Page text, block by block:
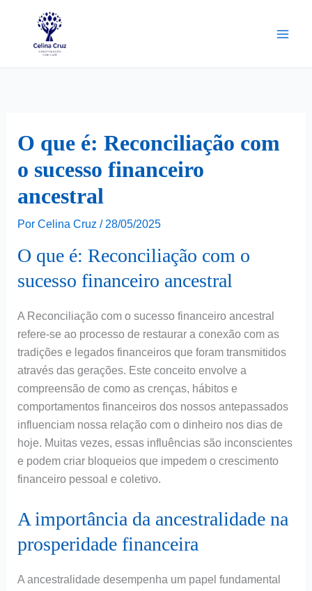
O que é: Reconciliação com
o sucesso financeiro
ancestral
Por Celina Cruz / 28/05/2025
O que é: Reconciliação com o
sucesso financeiro ancestral
A Reconciliação com o sucesso financeiro ancestral
refere-se ao processo de restaurar a conexão com as
tradições e legados financeiros que foram transmitidos
através das gerações. Este conceito envolve a
compreensão de como as crenças, hábitos e
comportamentos financeiros dos nossos antepassados
influenciam nossa relação com o dinheiro nos dias de
hoje. Muitas vezes, essas influências são inconscientes
e podem criar bloqueios que impedem o crescimento
financeiro pessoal e coletivo.
A importância da ancestralidade na
prosperidade financeira
A ancestralidade desempenha um papel fundamental